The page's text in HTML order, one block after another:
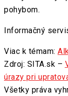
pohybom.
Informačný
Viac k témam:
Zdroj: SITA.sk –
úrazy pri
Všetky práva